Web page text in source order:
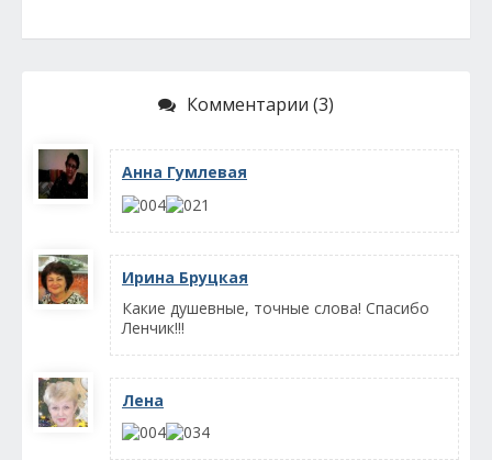
Комментарии (3)
Анна Гумлевая
Ирина Бруцкая
Какие душевные, точные слова! Спасибо
Ленчик!!!
Лена